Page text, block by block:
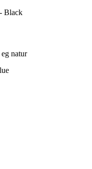
Black
natur